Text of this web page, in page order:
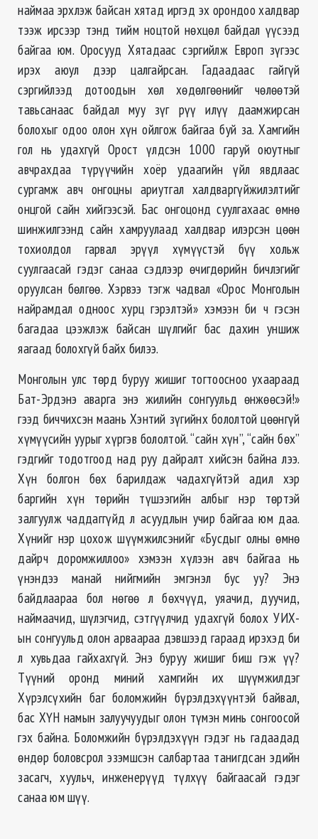
наймаа эрхлэж байсан хятад иргэд эх орондоо халдвар
тээж ирсээр тэнд тийм ноцтой нөхцөл байдал үүсээд
байгаа юм. Оросууд Хятадаас сэргийлж Европ зүгээс
ирэх аюул дээр цалгайрсан. Гадаадаас гайгүй
сэргийлээд дотоодын хөл хөдөлгөөнийг чөлөөтэй
тавьсанаас байдал муу зүг рүү илүү даамжирсан
болохыг одоо олон хүн ойлгож байгаа буй за. Хамгийн
гол нь удахгүй Орост үлдсэн 1000 гаруй оюутныг
авчрахдаа түрүүчийн хоёр удаагийн үйл явдлаас
сургамж авч онгоцны ариутгал халдваргүйжилэлтийг
онцгой сайн хийгээсэй. Бас онгоцонд суулгахаас өмнө
шинжилгээнд сайн хамруулаад халдвар илэрсэн цөөн
тохиолдол гарвал эрүүл хүмүүстэй бүү хольж
суулгаасай гэдэг санаа сэдлээр өчигдөрийн бичлэгийг
оруулсан бөлгөө. Хэрвээ тэгж чадвал «Орос Монголын
найрамдал одноос хурц гэрэлтэй» хэмээн би ч гэсэн
багадаа цээжлэж байсан шүлгийг бас дахин уншиж
яагаад болохгүй байх билээ.
Монголын улс төрд буруу жишиг тогтоосноо ухаараад
Бат-Эрдэнэ аварга энэ жилийн сонгуульд өнжөөсэй!»
гээд биччихсэн маань Хэнтий зүгийнх бололтой цөөнгүй
хүмүүсийн уурыг хүргэв бололтой. “сайн хүн”, “сайн бөх”
гэдгийг тодотгоод над руу дайралт хийсэн байна лээ.
Хүн болгон бөх барилдаж чадахгүйтэй адил хэр
баргийн хүн төрийн түшээгийн албыг нэр төртэй
залгуулж чаддаггүйд л асуудлын учир байгаа юм даа.
Хүнийг нэр цохож шүүмжилсэнийг «Бусдыг олны өмнө
дайрч доромжиллоо» хэмээн хүлээн авч байгаа нь
үнэндээ манай нийгмийн эмгэнэл бус уу? Энэ
байдлаараа бол нөгөө л бөхчүүд, уяачид, дуучид,
наймаачид, шүлэгчид, сэтгүүлчид удахгүй болох УИХ-
ын сонгуульд олон арваараа дэвшээд гараад ирэхэд би
л хувьдаа гайхахгүй. Энэ буруу жишиг биш гэж үү?
Түүний оронд миний хамгийн их шүүмжилдэг
Хүрэлсүхийн баг боломжийн бүрэлдэхүүнтэй байвал,
бас ХҮН намын залуучуудыг олон түмэн минь сонгоосой
гэх байна. Боломжийн бүрэлдэхүүн гэдэг нь гадаадад
өндөр боловсрол эзэмшсэн салбартаа танигдсан эдийн
засагч, хуульч, инженерүүд түлхүү байгаасай гэдэг
санаа юм шүү.